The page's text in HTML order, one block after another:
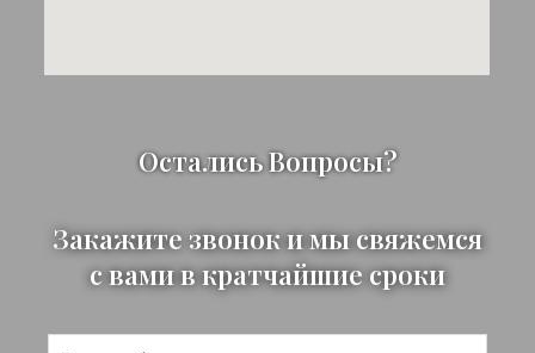
Остались Вопросы?
Закажите звонок и мы свяжемся
с вами в кратчайшие сроки